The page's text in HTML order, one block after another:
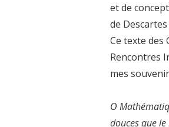
et de
de
Ce texte des
Rencontres
mes
O
douces que